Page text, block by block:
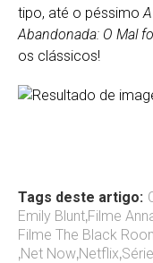
tipo, até o péssimo
Abandonada: O Mal
os clássicos!
Tags deste artigo:
Emily Blunt,Filme
Filme The Black
,Net Now,Netflix,